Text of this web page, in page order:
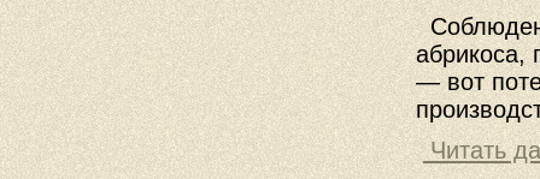
абрикоса,
— вот
Читать